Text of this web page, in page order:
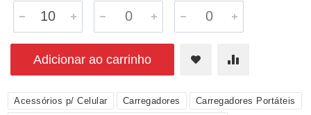
Adicionar ao carrinho
Acessórios p/ Celular Carregadores
Carregadores Portáteis